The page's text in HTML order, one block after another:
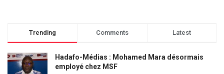
Trending Comments Latest
Hadafo-Médias : Mohamed Mara désormais
employé chez MSF